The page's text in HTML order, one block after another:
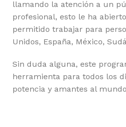
llamando la atención a un
profesional, esto le ha
permitido trabajar para
Unidos, España, México,
Sin duda alguna, este
herramienta para todos los
potencia y amantes al